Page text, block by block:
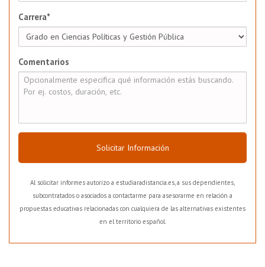
Carrera*
Comentarios
Solicitar Información
Al solicitar informes autorizo a estudiaradistancia.es, a sus dependientes,
subcontratados o asociados a contactarme para asesorarme en relación a
propuestas educativas relacionadas con cualquiera de las alternativas existentes
en el territorio español.